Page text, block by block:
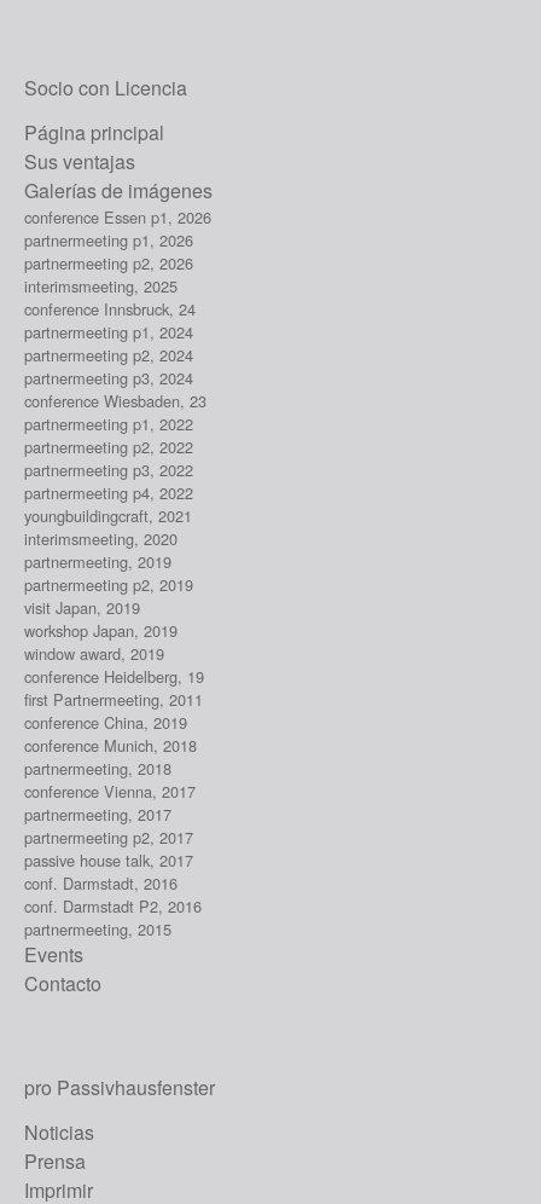
Socio con Licencia
Página principal
Sus ventajas
Galerías de imágenes
conference Essen p1, 2026
partnermeeting p1, 2026
partnermeeting p2, 2026
interimsmeeting, 2025
conference Innsbruck, 24
partnermeeting p1, 2024
partnermeeting p2, 2024
partnermeeting p3, 2024
conference Wiesbaden, 23
partnermeeting p1, 2022
partnermeeting p2, 2022
partnermeeting p3, 2022
partnermeeting p4, 2022
youngbuildingcraft, 2021
interimsmeeting, 2020
partnermeeting, 2019
partnermeeting p2, 2019
visit Japan, 2019
workshop Japan, 2019
window award, 2019
conference Heidelberg, 19
first Partnermeeting, 2011
conference China, 2019
conference Munich, 2018
partnermeeting, 2018
conference Vienna, 2017
partnermeeting, 2017
partnermeeting p2, 2017
passive house talk, 2017
conf. Darmstadt, 2016
conf. Darmstadt P2, 2016
partnermeeting, 2015
Events
Contacto
pro Passivhausfenster
Noticias
Prensa
Imprimir